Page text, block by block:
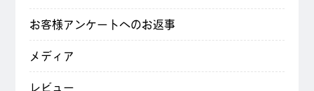
お客様アンケートへのお返事
メディア
レビュー